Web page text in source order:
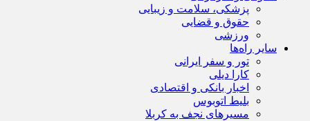
پزشکی، سلامت و زیبایی
حقوق و قضایی
ورزشی
سایر راه‌ها
تور و سفر ایرانی
کارا دیلی
اخبار بانکی و اقتصادی
بلیط اتوبوس
مسیرهای نجف به کربلا